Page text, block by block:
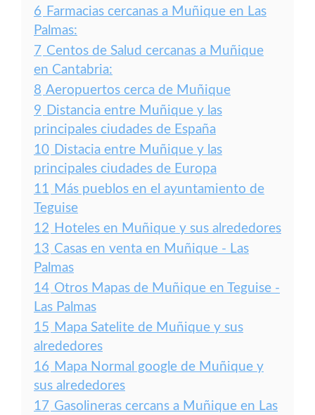
6 Farmacias cercanas a Muñique en Las
Palmas:
7 Centos de Salud cercanas a Muñique
en Cantabria:
8 Aeropuertos cerca de Muñique
9 Distancia entre Muñique y las
principales ciudades de España
10 Distacia entre Muñique y las
principales ciudades de Europa
11 Más pueblos en el ayuntamiento de
Teguise
12 Hoteles en Muñique y sus alrededores
13 Casas en venta en Muñique - Las
Palmas
14 Otros Mapas de Muñique en Teguise -
Las Palmas
15 Mapa Satelite de Muñique y sus
alrededores
16 Mapa Normal google de Muñique y
sus alrededores
17 Gasolineras cercans a Muñique en Las